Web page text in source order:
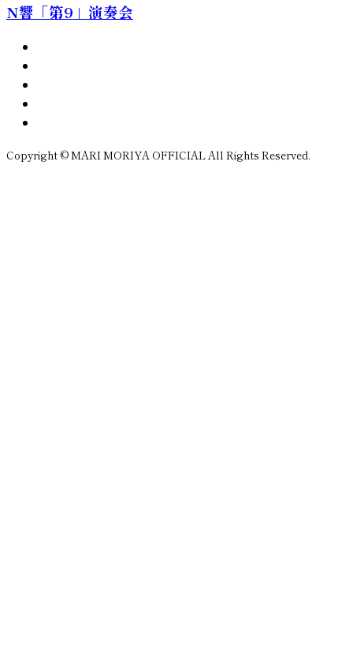
N響「第9」演奏会
Copyright © MARI MORIYA OFFICIAL All Rights Reserved.